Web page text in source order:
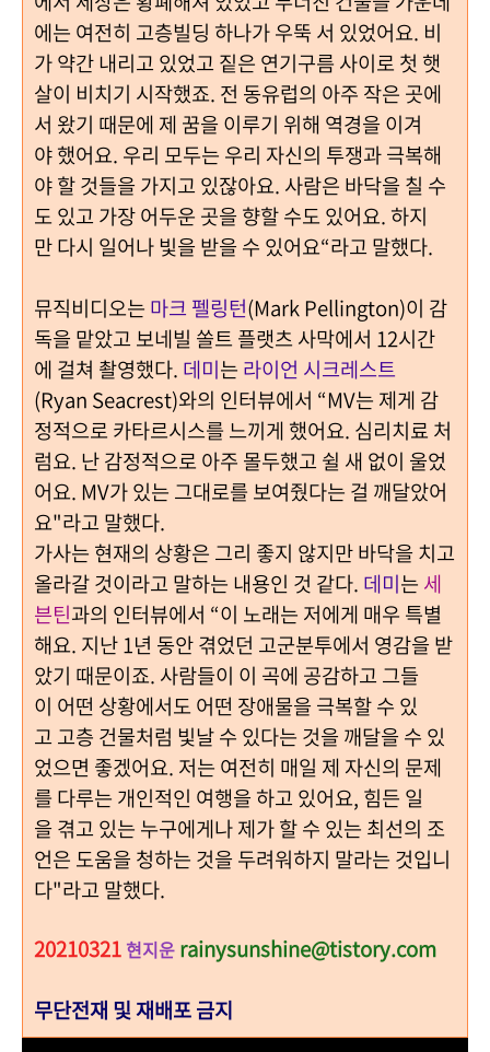
에는 여전히 고층빌딩 하나가 우뚝 서 있었어요. 비
가 약간 내리고 있었고 짙은 연기구름 사이로 첫 햇
살이 비치기 시작했죠. 전 동유럽의 아주 작은 곳에
서 왔기 때문에 제 꿈을 이루기 위해 역경을 이겨
야 했어요. 우리 모두는 우리 자신의 투쟁과 극복해
야 할 것들을 가지고 있잖아요. 사람은 바닥을 칠 수
도 있고 가장 어두운 곳을 향할 수도 있어요. 하지
만 다시 일어나 빛을 받을 수 있어요“라고 말했다.
뮤직비디오는 마크 펠링턴(Mark Pellington)이 감
독을 맡았고 보네빌 쏠트 플랫츠 사막에서 12시간
에 걸쳐 촬영했다. 데미는 라이언 시크레스트
(Ryan Seacrest)와의 인터뷰에서 “MV는 제게 감
정적으로 카타르시스를 느끼게 했어요. 심리치료 처
럼요. 난 감정적으로 아주 몰두했고 쉴 새 없이 울었
어요. MV가 있는 그대로를 보여줬다는 걸 깨달았어
요"라고 말했다.
가사는 현재의 상황은 그리 좋지 않지만 바닥을 치고
올라갈 것이라고 말하는 내용인 것 같다. 데미는 세
븐틴과의 인터뷰에서 “이 노래는 저에게 매우 특별
해요. 지난 1년 동안 겪었던 고군분투에서 영감을 받
았기 때문이죠. 사람들이 이 곡에 공감하고 그들
이 어떤 상황에서도 어떤 장애물을 극복할 수 있
고 고층 건물처럼 빛날 수 있다는 것을 깨달을 수 있
었으면 좋겠어요. 저는 여전히 매일 제 자신의 문제
를 다루는 개인적인 여행을 하고 있어요, 힘든 일
을 겪고 있는 누구에게나 제가 할 수 있는 최선의 조
언은 도움을 청하는 것을 두려워하지 말라는 것입니
다"라고 말했다.
20210321 현지운 rainysunshine@tistory.com
무단전재 및 재배포 금지